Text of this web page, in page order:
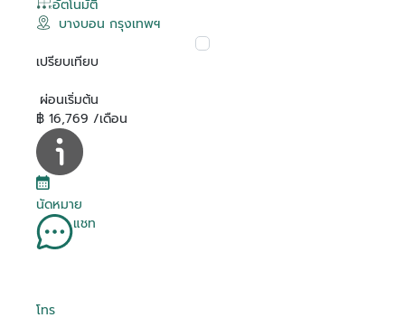
อัตโนมัติ
บางบอน กรุงเทพฯ
เปรียบเทียบ
ผ่อนเริ่มต้น
฿ 16,769 /เดือน
นัดหมาย
แชท
โทร